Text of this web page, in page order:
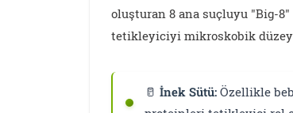
oluşturan 8 ana suçluyu "Big-8"
tetikleyiciyi mikroskobik
🥛İnek Sütü: Özellikle